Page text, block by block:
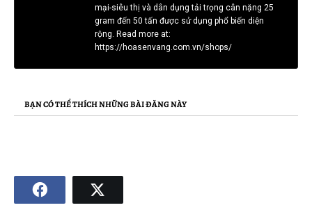
mại-siêu thị và dân dụng tải trọng cân nặng 25
gram đến 50 tấn được sử dụng phổ biến diện
rộng. Read more at:
https://hoasenvang.com.vn/shops/
BẠN CÓ THỂ THÍCH NHỮNG BÀI ĐĂNG NÀY